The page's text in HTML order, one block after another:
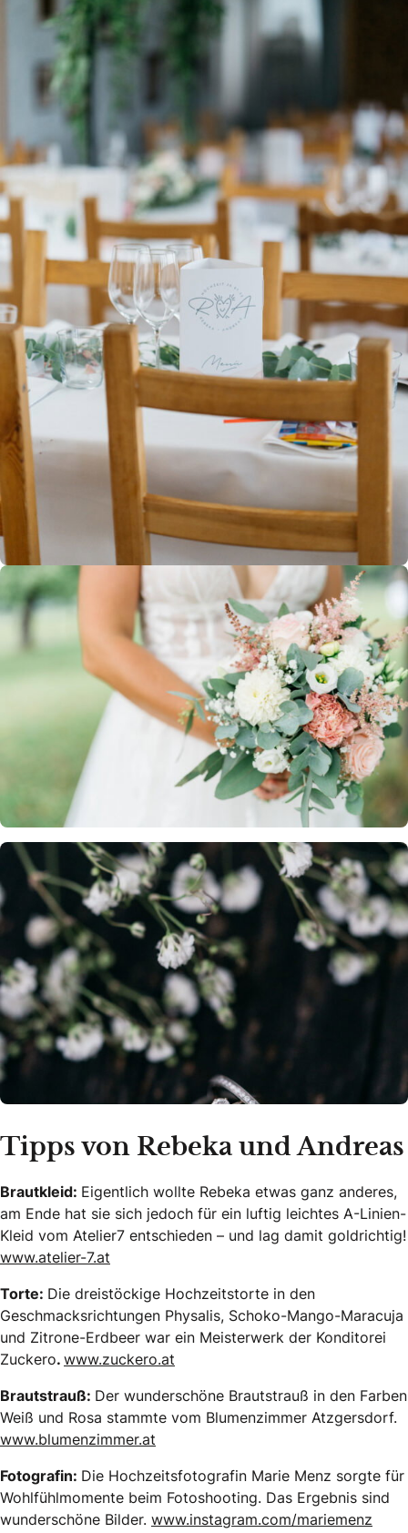
Tipps von Rebeka und Andreas
Brautkleid: Eigentlich wollte Rebeka etwas ganz anderes,
am Ende hat sie sich jedoch für ein luftig leichtes A-Linien-
Kleid vom Atelier7 entschieden – und lag damit goldrichtig!
www.atelier-7.at
Torte: Die dreistöckige Hochzeitstorte in den
Geschmacksrichtungen Physalis, Schoko-Mango-Maracuja
und Zitrone-Erdbeer war ein Meisterwerk der Konditorei
Zuckero.www.zuckero.at
Brautstrauß: Der wunderschöne Brautstrauß in den Farben
Weiß und Rosa stammte vom Blumenzimmer Atzgersdorf.
www.blumenzimmer.at
Fotografin: Die Hochzeitsfotografin Marie Menz sorgte für
Wohlfühlmomente beim Fotoshooting. Das Ergebnis sind
wunderschöne Bilder. www.instagram.com/mariemenz